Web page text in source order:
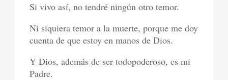
Si vivo así, no tendré ningún otro temor.
Ni siquiera temor a la muerte, porque me doy
cuenta de que estoy en manos de Dios.
Y Dios, además de ser todopoderoso, es mi
Padre.